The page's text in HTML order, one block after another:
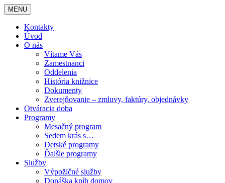
MENU
Kontakty
Úvod
O nás
Vítame Vás
Zamestnanci
Oddelenia
História knižnice
Dokumenty
Zverejňovanie – zmluvy, faktúry, objednávky
Otváracia doba
Programy
Mesačný program
Sedem krás s…
Detské programy
Ďalšie programy
Služby
Výpožičné služby
Donáška kníh domov